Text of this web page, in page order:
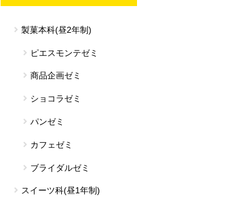
製菓本科(昼2年制)
ピエスモンテゼミ
商品企画ゼミ
ショコラゼミ
パンゼミ
カフェゼミ
ブライダルゼミ
スイーツ科(昼1年制)